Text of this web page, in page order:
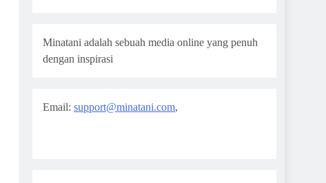
Minatani adalah sebuah media online yang penuh
dengan inspirasi
Email: support@minatani.com,